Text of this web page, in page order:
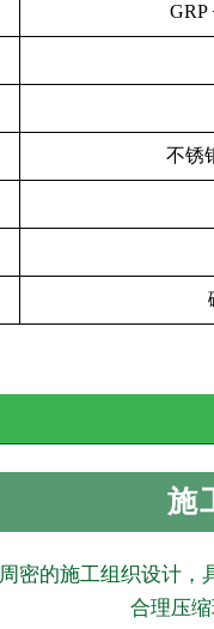
GRP
不锈
施
周密的施工组织设计，
合理压